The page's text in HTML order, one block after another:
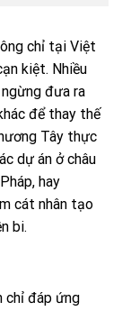
chỉ tại Việt
kiệt. Nhiều
đưa ra
để thay thế
Tây thực
dự án ở châu
hay
cát nhân tạo
bi.
chỉ đáp ứng